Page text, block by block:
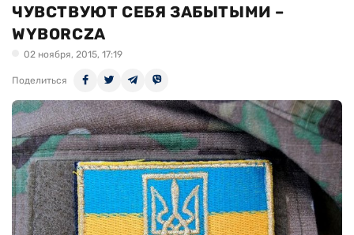
ЧУВСТВУЮТ СЕБЯ ЗАБЫТЫМИ –
WYBORCZA
02 ноября, 2015, 17:19
Поделиться